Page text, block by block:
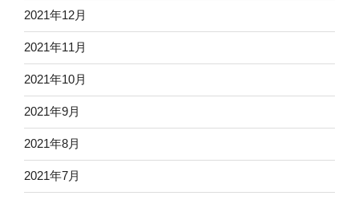
2021年12月
2021年11月
2021年10月
2021年9月
2021年8月
2021年7月